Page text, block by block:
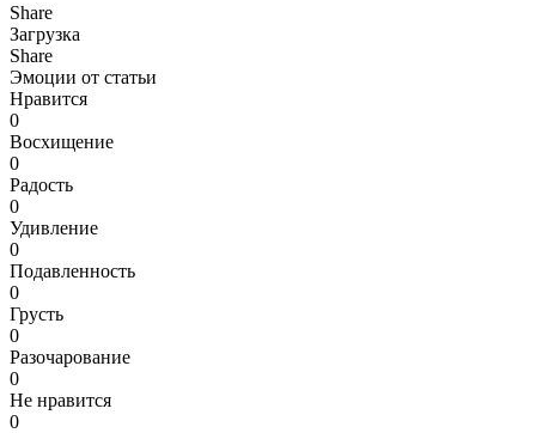
Share
Загрузка
Share
Эмоции от статьи
Нравится
0
Восхищение
0
Радость
0
Удивление
0
Подавленность
0
Грусть
0
Разочарование
0
Не нравится
0